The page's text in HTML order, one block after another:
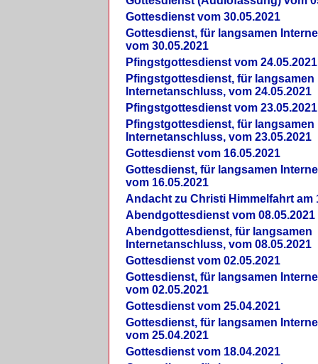
Gottesdienst vom 30.05.2021
Gottesdienst, für langsamen
vom 30.05.2021
Pfingstgottesdienst vom 24.05.2021
Pfingstgottesdienst, für langsamen
Internetanschluss, vom 24.05.2021
Pfingstgottesdienst vom 23.05.2021
Pfingstgottesdienst, für langsamen
Internetanschluss, vom 23.05.2021
Gottesdienst vom 16.05.2021
Gottesdienst, für langsamen
vom 16.05.2021
Andacht zu Christi Himmelfahrt am
Abendgottesdienst vom 08.05.2021
Abendgottesdienst, für langsamen
Internetanschluss, vom 08.05.2021
Gottesdienst vom 02.05.2021
Gottesdienst, für langsamen
vom 02.05.2021
Gottesdienst vom 25.04.2021
Gottesdienst, für langsamen
vom 25.04.2021
Gottesdienst vom 18.04.2021